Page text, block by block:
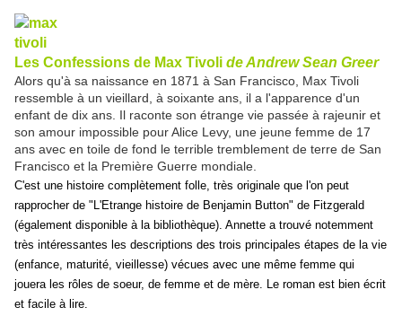
Les Confessions de Max Tivoli de Andrew Sean Greer
Alors qu'à sa naissance en 1871 à San Francisco, Max Tivoli
ressemble à un vieillard, à soixante ans, il a l'apparence d'un
enfant de dix ans. Il raconte son étrange vie passée à rajeunir et
son amour impossible pour Alice Levy, une jeune femme de 17
ans avec en toile de fond le terrible tremblement de terre de San
Francisco et la Première Guerre mondiale.
C'est une histoire complètement folle, très originale que l'on peut
rapprocher de "L'Etrange histoire de Benjamin Button" de Fitzgerald
(également disponible à la bibliothèque). Annette a trouvé notemment
très intéressantes les descriptions des trois principales étapes de la vie
(enfance, maturité, vieillesse) vécues avec une même femme qui
jouera les rôles de soeur, de femme et de mère. Le roman est bien écrit
et facile à lire.